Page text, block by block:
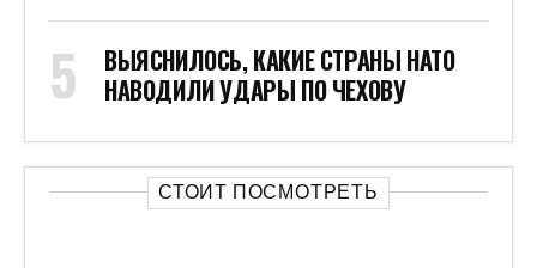
ВЫЯСНИЛОСЬ, КАКИЕ СТРАНЫ НАТО
НАВОДИЛИ УДАРЫ ПО ЧЕХОВУ
СТОИТ ПОСМОТРЕТЬ